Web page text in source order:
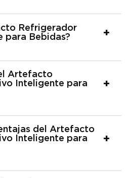
Refrigerador
para Bebidas?
Artefacto
Inteligente para
del Artefacto
Inteligente para